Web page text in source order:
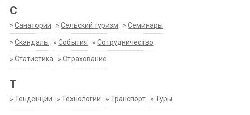
С
»Санатории »Сельский туризм »Семинары
»Скандалы »События »Сотрудничество
»Статистика »Страхование
Т
»Тенденции »Технологии »Транспорт »Туры